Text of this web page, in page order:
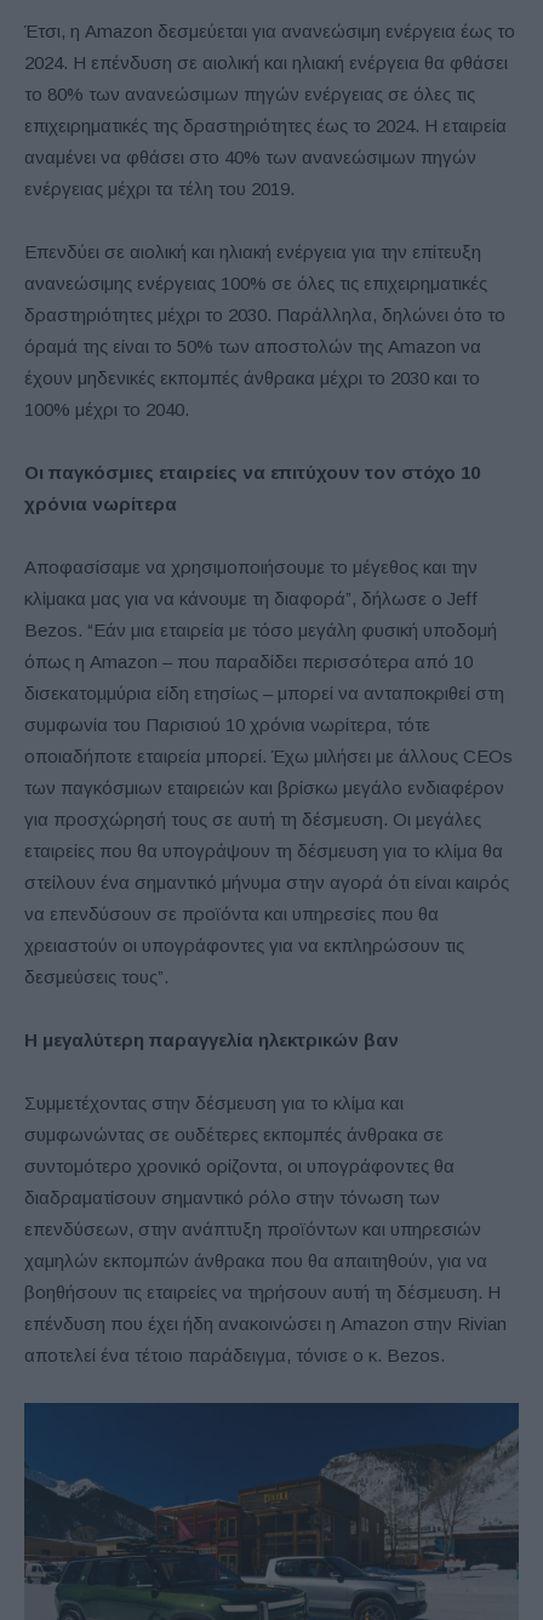
Έτσι, η Amazon δεσμεύεται για ανανεώσιμη ενέργεια έως το
2024. Η επένδυση σε αιολική και ηλιακή ενέργεια θα φθάσει
το 80% των ανανεώσιμων πηγών ενέργειας σε όλες τις
επιχειρηματικές της δραστηριότητες έως το 2024. Η εταιρεία
αναμένει να φθάσει στο 40% των ανανεώσιμων πηγών
ενέργειας μέχρι τα τέλη του 2019.
Επενδύει σε αιολική και ηλιακή ενέργεια για την επίτευξη
ανανεώσιμης ενέργειας 100% σε όλες τις επιχειρηματικές
δραστηριότητες μέχρι το 2030. Παράλληλα, δηλώνει ότο το
όραμά της είναι το 50% των αποστολών της Amazon να
έχουν μηδενικές εκπομπές άνθρακα μέχρι το 2030 και το
100% μέχρι το 2040.
Οι παγκόσμιες εταιρείες να επιτύχουν τον στόχο 10
χρόνια νωρίτερα
Αποφασίσαμε να χρησιμοποιήσουμε το μέγεθος και την
κλίμακα μας για να κάνουμε τη διαφορά”, δήλωσε ο Jeff
Bezos. “Εάν μια εταιρεία με τόσο μεγάλη φυσική υποδομή
όπως η Amazon – που παραδίδει περισσότερα από 10
δισεκατομμύρια είδη ετησίως – μπορεί να ανταποκριθεί στη
συμφωνία του Παρισιού 10 χρόνια νωρίτερα, τότε
οποιαδήποτε εταιρεία μπορεί. Έχω μιλήσει με άλλους CEOs
των παγκόσμιων εταιρειών και βρίσκω μεγάλο ενδιαφέρον
για προσχώρησή τους σε αυτή τη δέσμευση. Οι μεγάλες
εταιρείες που θα υπογράψουν τη δέσμευση για το κλίμα θα
στείλουν ένα σημαντικό μήνυμα στην αγορά ότι είναι καιρός
να επενδύσουν σε προϊόντα και υπηρεσίες που θα
χρειαστούν οι υπογράφοντες για να εκπληρώσουν τις
δεσμεύσεις τους”.
Η μεγαλύτερη παραγγελία ηλεκτρικών βαν
Συμμετέχοντας στην δέσμευση για το κλίμα και
συμφωνώντας σε ουδέτερες εκπομπές άνθρακα σε
συντομότερο χρονικό ορίζοντα, οι υπογράφοντες θα
διαδραματίσουν σημαντικό ρόλο στην τόνωση των
επενδύσεων, στην ανάπτυξη προϊόντων και υπηρεσιών
χαμηλών εκπομπών άνθρακα που θα απαιτηθούν, για να
βοηθήσουν τις εταιρείες να τηρήσουν αυτή τη δέσμευση. Η
επένδυση που έχει ήδη ανακοινώσει η Amazon στην Rivian
αποτελεί ένα τέτοιο παράδειγμα, τόνισε ο κ. Bezos.